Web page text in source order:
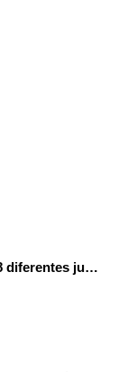
Programa con Scratch, 8 diferentes juegos para vivir la emoción de los partidos de España en el mundial 2026